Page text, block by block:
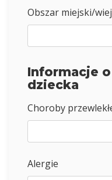
Obszar miejski/
Informacje
dziecka
Choroby
Alergie